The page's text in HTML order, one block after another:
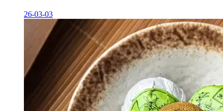
26-03-03